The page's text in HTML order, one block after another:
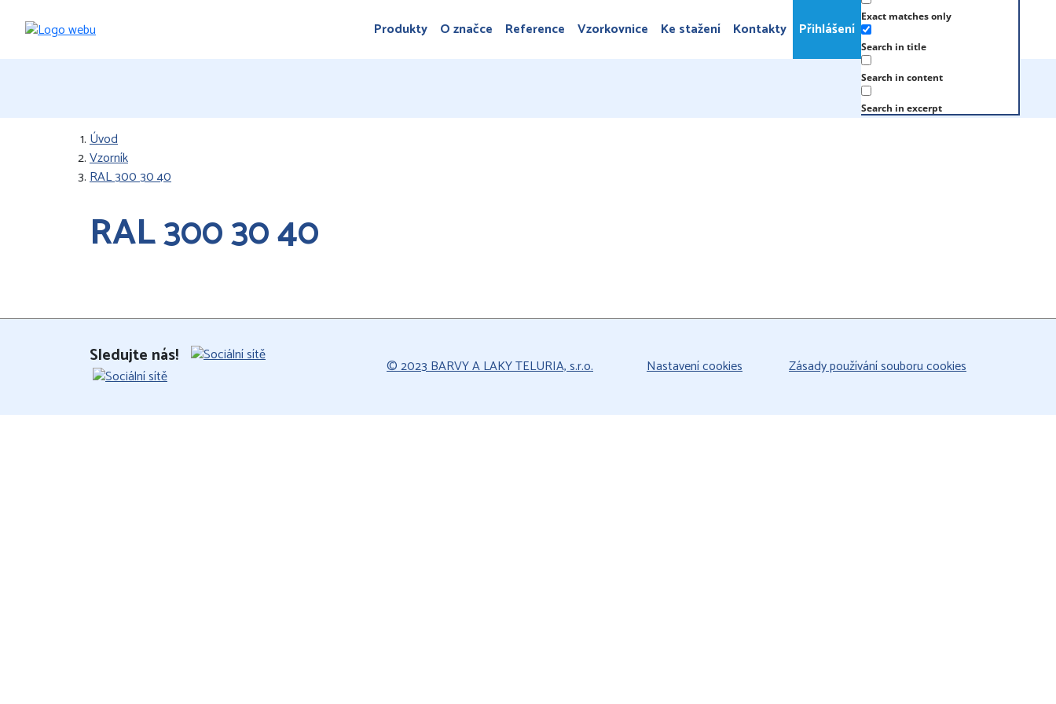
Produkty O značce Reference Vzorkovnice Ke stažení Kontakty Přihlášení
Exact matches only
Search in title
Search in content
Search in excerpt
Úvod
Vzorník
RAL 300 30 40
RAL 300 30 40
Sledujte nás! © 2023 BARVY A LAKY TELURIA, s.r.o. Nastavení cookies Zásady používání souboru cookies